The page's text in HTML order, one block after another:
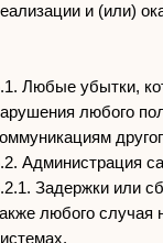
и (или)
Любые убытки,
любого
Администрация
Задержки или
любого случая